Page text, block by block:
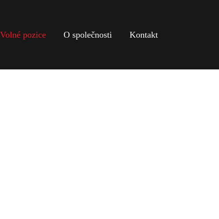
Volné pozice O společnosti Kontakt